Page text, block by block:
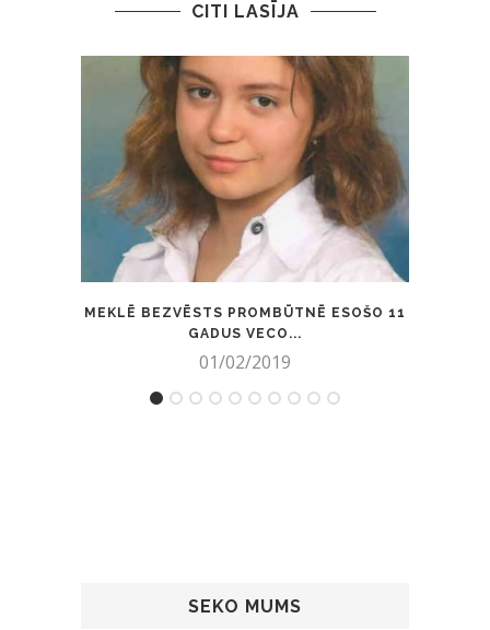
CITI LASĪJA
MEKLĒ BEZVĒSTS PROMBŪTNĒ ESOŠO 11
GADUS VECO...
01/02/2019
SEKO MUMS